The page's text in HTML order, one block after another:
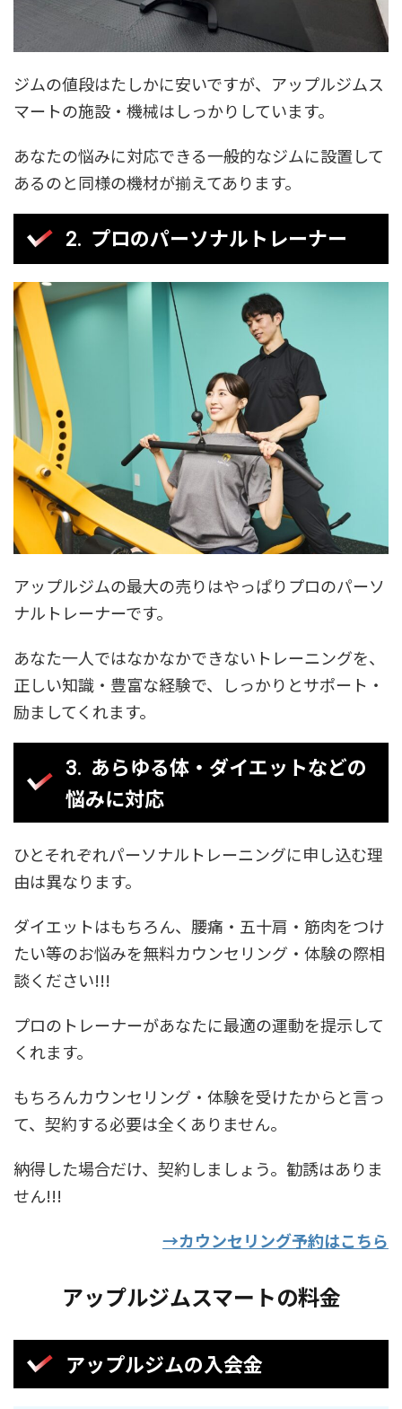
ジムの値段はたしかに安いですが、アップルジムス
マートの施設・機械はしっかりしています。
あなたの悩みに対応できる一般的なジムに設置して
あるのと同様の機材が揃えてあります。
プロのパーソナルトレーナー
アップルジムの最大の売りはやっぱりプロのパーソ
ナルトレーナーです。
あなた一人ではなかなかできないトレーニングを、
正しい知識・豊富な経験で、しっかりとサポート・
励ましてくれます。
あらゆる体・ダイエットなどの
悩みに対応
ひとそれぞれパーソナルトレーニングに申し込む理
由は異なります。
ダイエットはもちろん、腰痛・五十肩・筋肉をつけ
たい等のお悩みを無料カウンセリング・体験の際相
談ください!!!
プロのトレーナーがあなたに最適の運動を提示して
くれます。
もちろんカウンセリング・体験を受けたからと言っ
て、契約する必要は全くありません。
納得した場合だけ、契約しましょう。勧誘はありま
せん!!!
→カウンセリング予約はこちら
アップルジムスマートの料金
アップルジムの入会金